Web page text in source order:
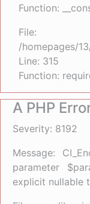
Function:
File:
/homepages/
Line: 315
Function:
A PHP
Severity: 8192
Message:
parameter
explicit nullable